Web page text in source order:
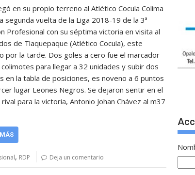
en su propio terreno al Atlético Cocula Colima
segunda vuelta de la Liga 2018-19 de la 3ª
Profesional con su séptima victoria en visita al
de Tlaquepaque (Atlético Cocula), este
por la tarde. Dos goles a cero fue el marcador
para llegar a 32 unidades y subir dos
en la tabla de posiciones, es noveno a 6 puntos
lugar Leones Negros. Se dejaron sentir en el
para la victoria, Antonio Johan Chávez al m37
, RDP Deja un comentario